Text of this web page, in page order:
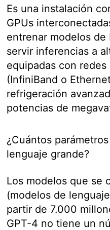
Es una instalación
GPUs
entrenar modelos de
servir inferencias a
equipadas con
(InfiniBand o
refrigeración
potencias de
¿Cuántos
lenguaje grande?
Los modelos que se
(modelos de
partir de 7.000
GPT-4 no tiene un